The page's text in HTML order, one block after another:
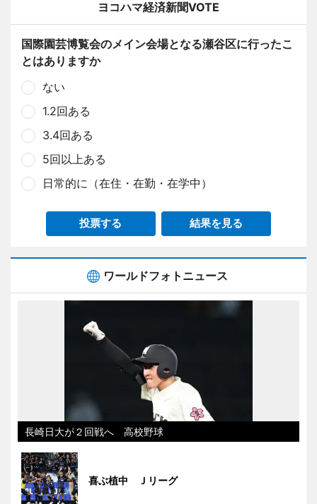
ヨコハマ経済新聞VOTE
国際園芸博覧会のメイン会場となる瀬谷区に行ったこ
とはありますか
ない
1.2回ある
3.4回ある
5回以上ある
日常的に（在住・在勤・在学中）
投票する 結果を見る
ワールドフォトニュース
長崎日大が２回戦へ 高校野球
喜ぶ植中 Ｊリーグ